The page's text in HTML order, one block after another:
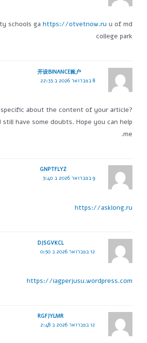
schools ga https://otvetnow.ru u of md
college park
开设BINANCE账户
8 בפברואר 2026 ב 22:33
specific about the content of your article?
have some doubts. Hope you can help
me.
GNPTFLYZ
9 בפברואר 2026 ב 3:40
https://asklong.ru
DJSGVKCL
12 בפברואר 2026 ב 0:50
https://iagperjusu.wordpress.com
RGFJYLMR
12 בפברואר 2026 ב 2:48